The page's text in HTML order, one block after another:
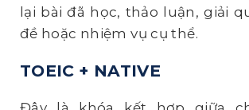
lại bài đã học, thảo luận, giải
đề hoặc nhiệm vụ cụ thể.
TOEIC + NATIVE